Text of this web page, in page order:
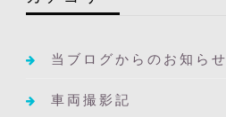
当ブログからのお知らせ
車両撮影記